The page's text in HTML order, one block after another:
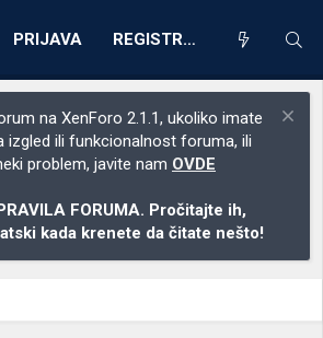
PRIJAVA REGISTRACIJA
na XenForo 2.1.1, ukoliko imate
izgled ili funkcionalnost foruma, ili
problem, javite nam OVDE
FORUMA. Pročitajte ih,
kada krenete da čitate nešto!